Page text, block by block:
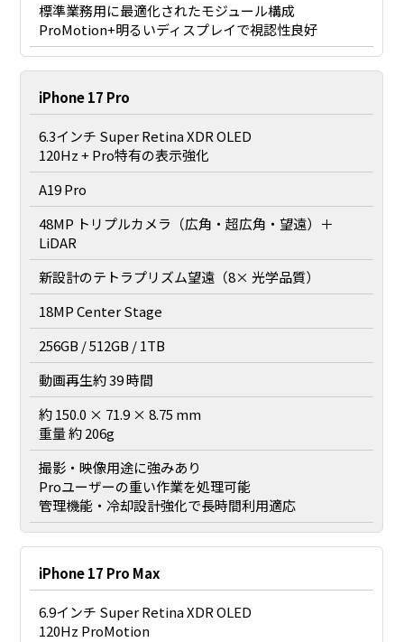
標準業務用に最適化されたモジュール構成
ProMotion+明るいディスプレイで視認性良好
iPhone 17 Pro
6.3インチ Super Retina XDR OLED
120Hz + Pro特有の表示強化
A19 Pro
48MP トリプルカメラ（広角・超広角・望遠）＋
LiDAR
新設計のテトラプリズム望遠（8× 光学品質）
18MP Center Stage
256GB / 512GB / 1TB
動画再生約 39 時間
約 150.0 × 71.9 × 8.75 mm
重量 約 206g
撮影・映像用途に強みあり
Proユーザーの重い作業を処理可能
管理機能・冷却設計強化で長時間利用適応
iPhone 17 Pro Max
6.9インチ Super Retina XDR OLED
120Hz ProMotion